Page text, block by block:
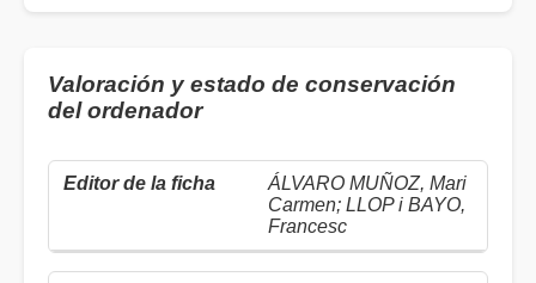
Valoración y estado de conservación
del ordenador
ÁLVARO MUÑOZ, Mari
Carmen; LLOP i BAYO,
Francesc